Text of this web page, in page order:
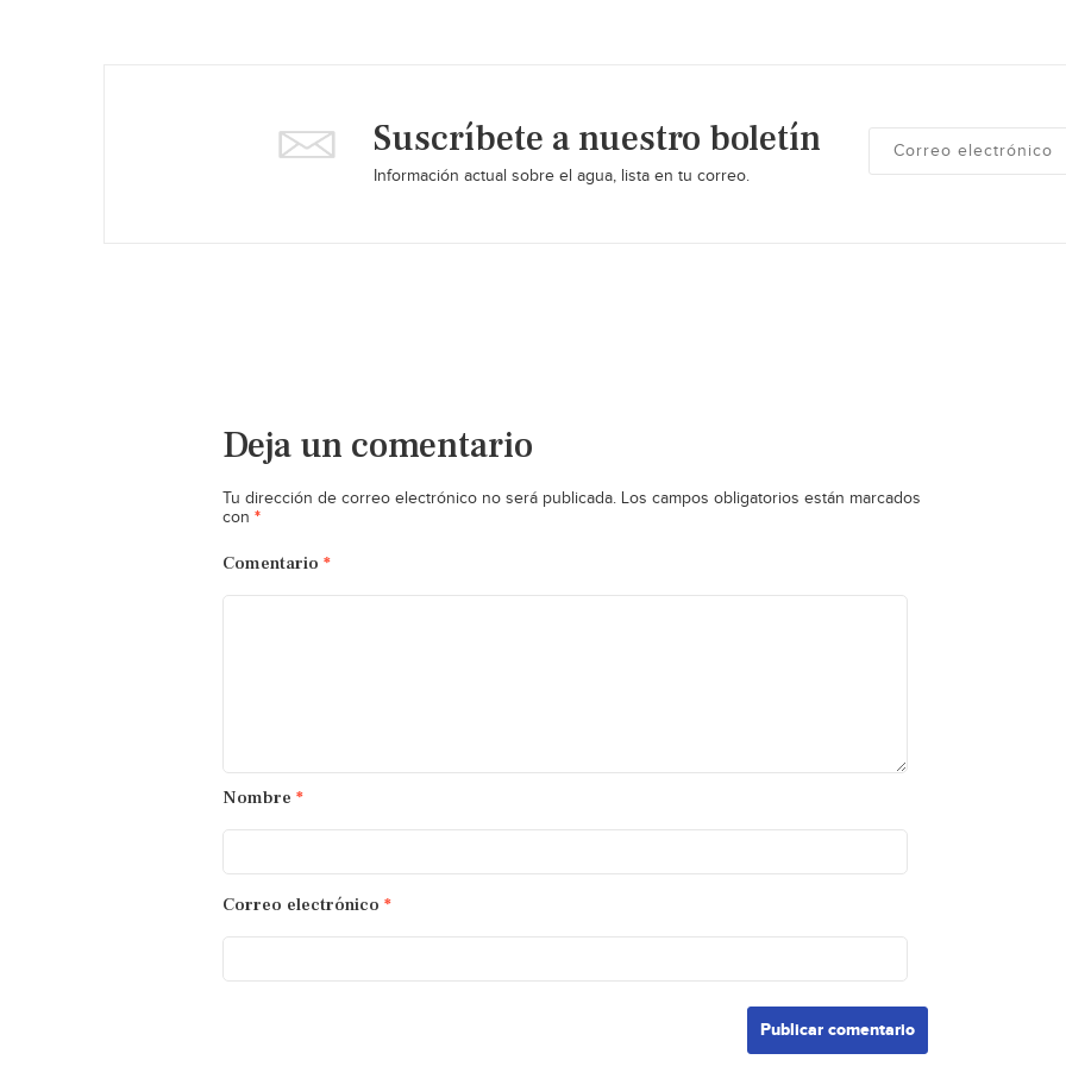
Suscríbete a nuestro boletín
Información actual sobre el agua, lista en tu correo.
Deja un comentario
Tu dirección de correo electrónico no será publicada. Los campos obligatorios están marcados
con *
Comentario *
Nombre *
Correo electrónico *